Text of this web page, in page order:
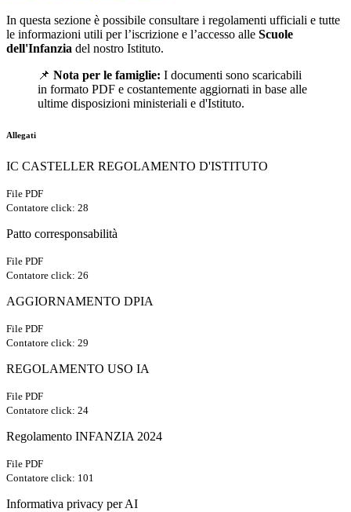
In questa sezione è possibile consultare i regolamenti ufficiali e tutte
le informazioni utili per l’iscrizione e l’accesso alle Scuole
dell'Infanzia del nostro Istituto.
📌 Nota per le famiglie: I documenti sono scaricabili
in formato PDF e costantemente aggiornati in base alle
ultime disposizioni ministeriali e d'Istituto.
Allegati
IC CASTELLER REGOLAMENTO D'ISTITUTO
File PDF
Contatore click: 28
Patto corresponsabilità
File PDF
Contatore click: 26
AGGIORNAMENTO DPIA
File PDF
Contatore click: 29
REGOLAMENTO USO IA
File PDF
Contatore click: 24
Regolamento INFANZIA 2024
File PDF
Contatore click: 101
Informativa privacy per AI